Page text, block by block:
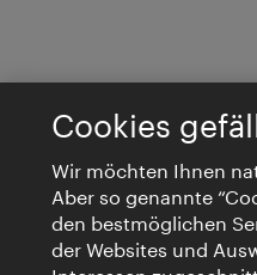
Cookies
Wir möchten Ihnen
Aber so genannte
den bestmöglichen
der Websites und